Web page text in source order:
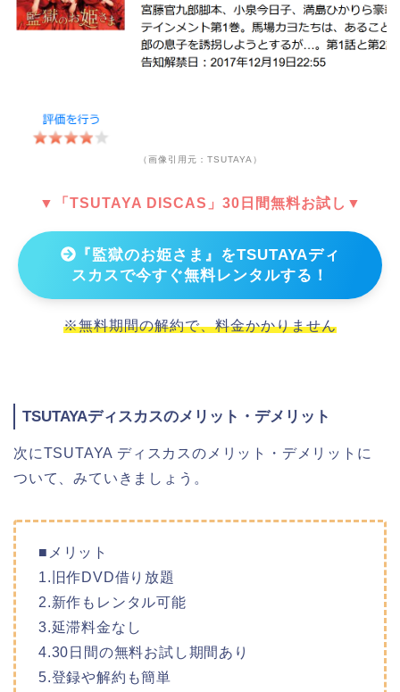
（画像引用元：TSUTAYA）
▼「TSUTAYA DISCAS」30日間無料お試し▼
『監獄のお姫さま』をTSUTAYAディ
スカスで今すぐ無料レンタルする！
※無料期間の解約で、料金かかりません
TSUTAYAディスカスのメリット・デメリット
次にTSUTAYA ディスカスのメリット・デメリットに
ついて、みていきましょう。
■メリット
1.旧作DVD借り放題
2.新作もレンタル可能
3.延滞料金なし
4.30日間の無料お試し期間あり
5.登録や解約も簡単